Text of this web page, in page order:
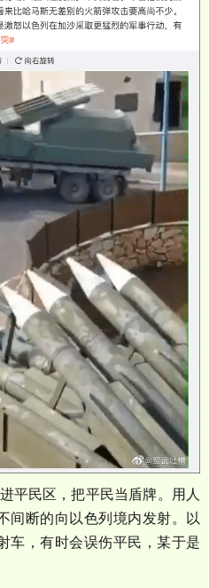
平民区，把平民当盾牌。用人
间断的向以色列境内发射。以
车，有时会误伤平民，某于是